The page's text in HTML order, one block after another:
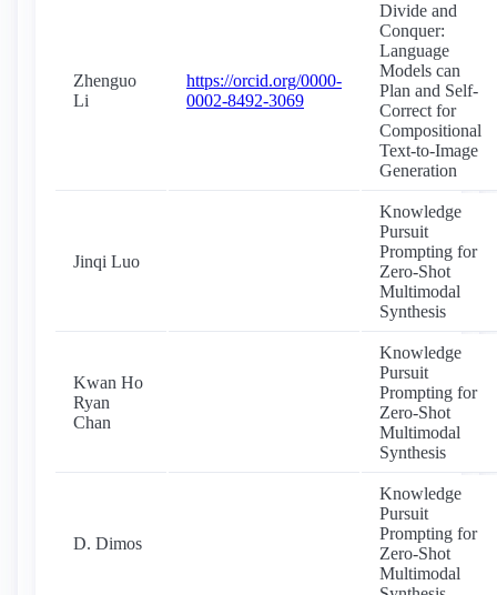
Zhenguo
Li
https://orcid.org/0000-
0002-8492-3069
Divide and
Conquer:
Language
Models can
Plan and Self-
Correct for
Compositional
Text-to-Image
Generation
Jinqi Luo
Knowledge
Pursuit
Prompting for
Zero-Shot
Multimodal
Synthesis
Kwan Ho
Ryan
Chan
Knowledge
Pursuit
Prompting for
Zero-Shot
Multimodal
Synthesis
D. Dimos
Knowledge
Pursuit
Prompting for
Zero-Shot
Multimodal